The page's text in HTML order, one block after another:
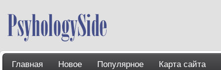
Главная Новое Популярное Карта сайта